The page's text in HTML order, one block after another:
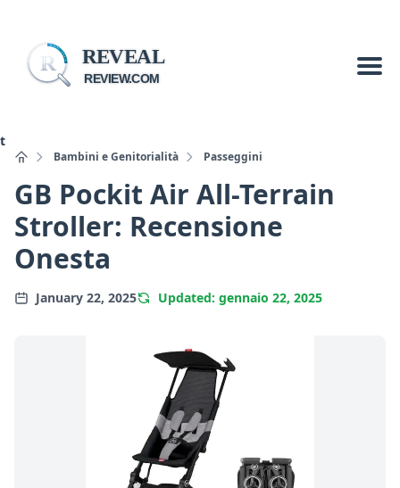
R REVEAL
REVIEW.COM
t
Bambini e Genitorialità Passeggini
GB Pockit Air All-Terrain
Stroller: Recensione
Onesta
January 22, 2025 Updated: gennaio 22, 2025